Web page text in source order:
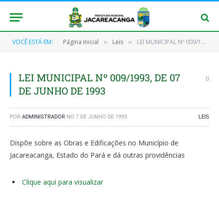
VOCÊ ESTÁ EM: Página Inicial » Leis » LEI MUNICIPAL Nº 009/1993, DE 07 DE JUNHO DE 1993
LEI MUNICIPAL Nº 009/1993, DE 07
DE JUNHO DE 1993
0
POR ADMINISTRADOR NO 7 DE JUNHO DE 1993 LEIS
Dispõe sobre as Obras e Edificações no Município de
Jacareacanga, Estado do Pará e dá outras providências
Clique aqui para visualizar